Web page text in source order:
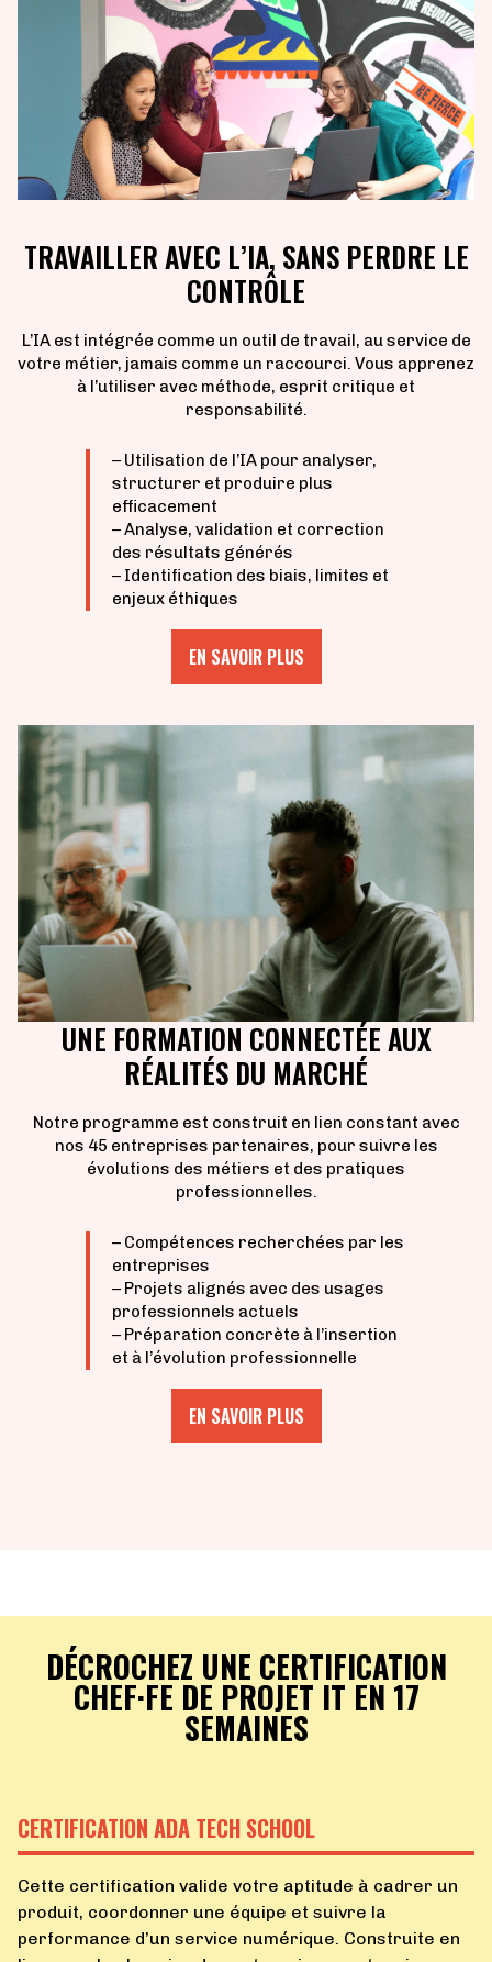
TRAVAILLER AVEC L’IA, SANS PERDRE LE
CONTRÔLE
L’IA est intégrée comme un outil de travail, au service de
votre métier, jamais comme un raccourci. Vous apprenez
à l’utiliser avec méthode, esprit critique et
responsabilité.
– Utilisation de l’IA pour analyser,
structurer et produire plus
efficacement
– Analyse, validation et correction
des résultats générés
– Identification des biais, limites et
enjeux éthiques
EN SAVOIR PLUS
UNE FORMATION CONNECTÉE AUX
RÉALITÉS DU MARCHÉ
Notre programme est construit en lien constant avec
nos 45 entreprises partenaires, pour suivre les
évolutions des métiers et des pratiques
professionnelles.
– Compétences recherchées par les
entreprises
– Projets alignés avec des usages
professionnels actuels
– Préparation concrète à l’insertion
et à l’évolution professionnelle
EN SAVOIR PLUS
DÉCROCHEZ UNE CERTIFICATION
CHEF·FE DE PROJET IT EN 17
SEMAINES
CERTIFICATION ADA TECH SCHOOL
Cette certification valide votre aptitude à cadrer un
produit, coordonner une équipe et suivre la
performance d’un service numérique. Construite en